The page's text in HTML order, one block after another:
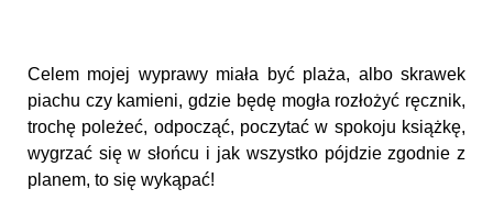
Celem mojej wyprawy miała być plaża, albo skrawek
piachu czy kamieni, gdzie będę mogła rozłożyć ręcznik,
trochę poleżeć, odpocząć, poczytać w spokoju książkę,
wygrzać się w słońcu i jak wszystko pójdzie zgodnie z
planem, to się wykąpać!